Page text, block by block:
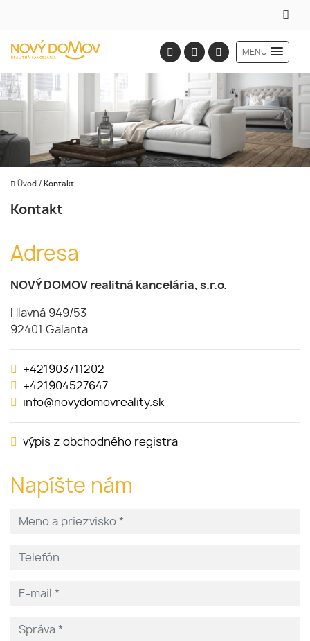
MENU
Úvod / Kontakt
Kontakt
Adresa
NOVÝ DOMOV realitná kancelária, s.r.o.
Hlavná 949/53
92401 Galanta
+421903711202
+421904527647
info@novydomovreality.sk
výpis z obchodného registra
Napíšte nám